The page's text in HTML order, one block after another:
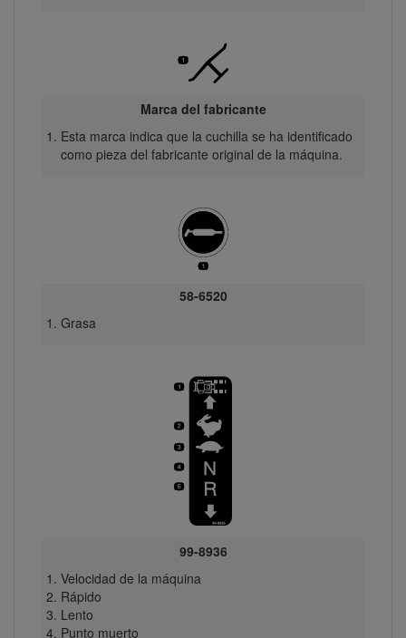
Marca del fabricante
Esta marca indica que la cuchilla se ha identificado
como pieza del fabricante original de la máquina.
58-6520
Grasa
99-8936
Velocidad de la máquina
Rápido
Lento
Punto muerto